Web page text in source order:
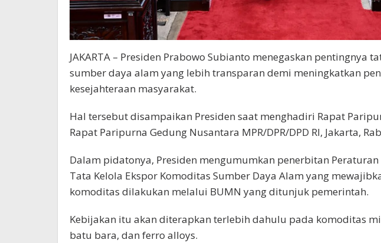
JAKARTA – Presiden Prabowo Subianto menegaskan pentingnya
sumber daya alam yang lebih transparan demi meningkatkan
kesejahteraan masyarakat.
Hal tersebut disampaikan Presiden saat menghadiri Rapat
Rapat Paripurna Gedung Nusantara MPR/DPR/DPD RI, Jakarta,
Dalam pidatonya, Presiden mengumumkan penerbitan
Tata Kelola Ekspor Komoditas Sumber Daya Alam yang
komoditas dilakukan melalui BUMN yang ditunjuk pemerintah.
Kebijakan itu akan diterapkan terlebih dahulu pada komoditas
batu bara, dan ferro alloys.